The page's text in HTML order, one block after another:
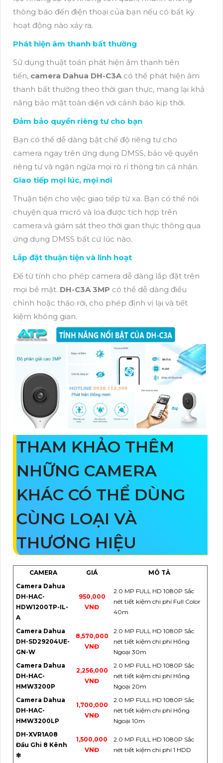
thông báo đến điện thoại của bạn nếu có bất kỳ
hoạt động nào xảy ra.
Phát hiện âm thanh bất thường
Sử dụng thuật toán phát hiện âm thanh tiên
tiến, camera Dahua DH-C3A có thể phát hiện âm
thanh bất thường theo thời gian thực, mang lại khả
năng bảo mật toàn diện với cảnh báo kịp thời.
Đảm bảo quyền riêng tư cho bạn
Bạn có thể dễ dàng bật chế độ riêng tư cho
camera ngay trên ứng dụng DMSS, bảo vệ quyền
riêng tư và ngăn ngừa mọi rò rỉ thông tin cá nhân.
Giao tiếp mọi lúc, mọi nơi
Thuận tiện cho việc giao tiếp từ xa. Bạn có thể nói
chuyện qua micrô và loa được tích hợp trên
camera và giám sát theo thời gian thực thông qua
ứng dụng DMSS bất cứ lúc nào.
Lắp đặt thuận tiện và linh hoạt
Đế từ tính cho phép camera dễ dàng lắp đặt trên
mọi bề mặt. DH-C3A 3MP có thể dễ dàng điều
chỉnh hoặc tháo rời, cho phép định vị lại và tiết
kiệm không gian.
THAM KHẢO THÊM
NHỮNG CAMERA
KHÁC CÓ THỂ DÙNG
CÙNG LOẠI VÀ
THƯƠNG HIỆU
CAMERA GIÁ
MÔ TẢ
Camera Dahua
DH-HAC-
HDW1200TP-IL-
A
950,000
VNĐ
2.0 MP FULL HD 1080P Sắc
nét tiết kiệm chi phí Full Color
40m
Camera Dahua
DH-SD29204UE-
GN-W
8,570,000
VNĐ
2.0 MP FULL HD 1080P Sắc
nét tiết kiệm chi phí Hồng
Ngoại 30m
Camera Dahua
DH-HAC-
HMW3200P
2,256,000
VNĐ
2.0 MP FULL HD 1080P Sắc
nét tiết kiệm chi phí Hồng
Ngoại 20m
Camera Dahua
DH-HAC-
HMW3200LP
1,700,000
VNĐ
2.0 MP FULL HD 1080P Sắc
nét tiết kiệm chi phí Hồng
Ngoại 10m
DH-XVR1A08
Đầu Ghi 8 Kênh
❇
1,500,000
VNĐ
2.0 MP FULL HD 1080P Sắc
nét tiết kiệm chi phí 1 HDD